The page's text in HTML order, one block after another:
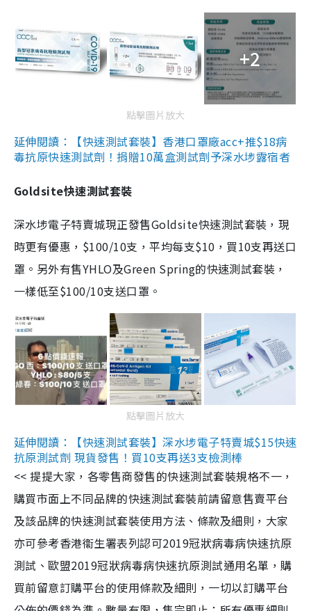
+2
點擊圖片放大
延伸閱讀：【快速測試套裝】香港口罩廠acc+推$18病
毒抗原快速測試劑！捐贈10萬盒測試劑予深水埗露宿者
Goldsite快速測試套裝
深水埗電子特賣城現正發售Goldsite快速測試套裝，現
時更有優惠，$100/10支，平均每支$10，買10支再送口
罩。另外有售YHLO及Green Spring的快速測試套裝，
一樣低至$100/10支送口罩。
點擊圖片放大
延伸閱讀：【快速測試套裝】深水埗電子特賣城$15快速
抗原測試劑 現貨發售！買10支再送3支檢測棒
<< 提提大家，各零售商發售的快速測試套裝規格不一，
購買市面上不同品牌的快速測試套裝前請留意售賣平台
及該品牌的快速測試套裝使用方法、條款及細則，大家
亦可參考香港衞生署表列認可2019冠狀病毒病快速抗原
測試、歐盟2019冠狀病毒病快速抗原測試通用名單，購
買前留意訂購平台的使用條款及細則，一切以訂購平台